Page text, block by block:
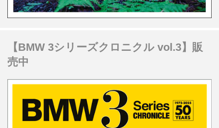
【BMW 3シリーズクロニクル vol.3】販
売中